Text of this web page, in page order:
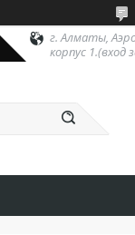
г. Алматы,
корпус 1.(вход